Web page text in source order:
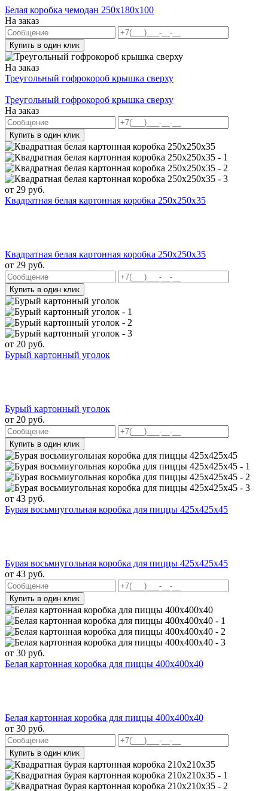
Белая коробка чемодан 250x180x100
На заказ
Купить в один клик
На заказ
Треугольный гофрокороб крышка сверху
Треугольный гофрокороб крышка сверху
На заказ
Купить в один клик
от 29 руб.
Квадратная белая картонная коробка 250х250х35
Квадратная белая картонная коробка 250х250х35
от 29 руб.
Купить в один клик
от 20 руб.
Бурый картонный уголок
Бурый картонный уголок
от 20 руб.
Купить в один клик
от 43 руб.
Бурая восьмиугольная коробка для пиццы 425х425х45
Бурая восьмиугольная коробка для пиццы 425х425х45
от 43 руб.
Купить в один клик
от 30 руб.
Белая картонная коробка для пиццы 400х400х40
Белая картонная коробка для пиццы 400х400х40
от 30 руб.
Купить в один клик